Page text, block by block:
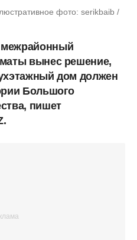
фото: serikbaib /
вынес решение,
дом должен
Большого
пишет